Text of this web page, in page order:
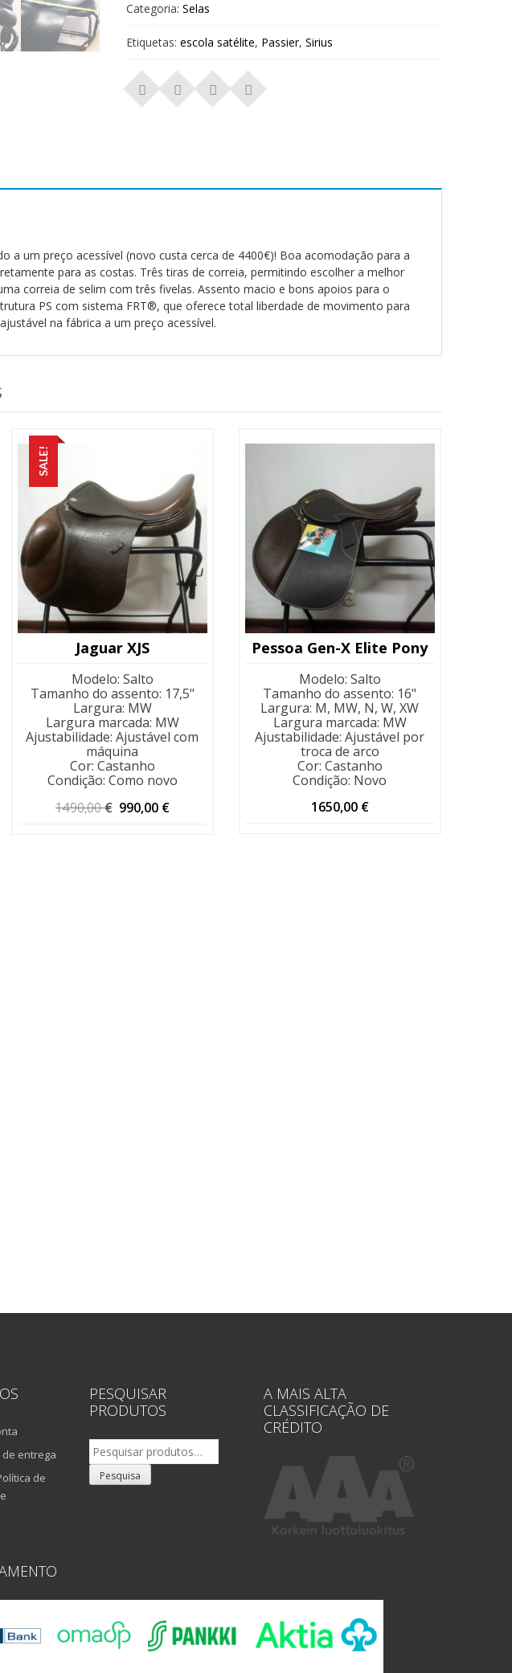
Categoria: Selas
Etiquetas: escola satélite, Passier, Sirius
a um preço acessível (novo custa cerca de 4400€)! Boa acomodação para a
para as costas. Três tiras de correia, permitindo escolher a melhor
correia de selim com três fivelas. Assento macio e bons apoios para o
PS com sistema FRT®, que oferece total liberdade de movimento para
na fábrica a um preço acessível.
SALE!
Jaguar XJS
Modelo: Salto
Tamanho do assento: 17,5"
Largura: MW
Largura marcada: MW
Ajustabilidade:Ajustável com
máquina
Cor: Castanho
Condição: Como novo
1490,00€ O
990,00 €
Pessoa Gen-X Elite Pony
Modelo: Salto
Tamanho do assento: 16"
Largura: M, MW, N, W, XW
Largura marcada: MW
Ajustabilidade:Ajustável por
troca de arco
Cor: Castanho
Condição: Novo
1650,00 €
de entrega
de
PESQUISAR
PRODUTOS
Pesquisar
por:
Pesquisa
A MAIS ALTA
CLASSIFICAÇÃO DE
CRÉDITO